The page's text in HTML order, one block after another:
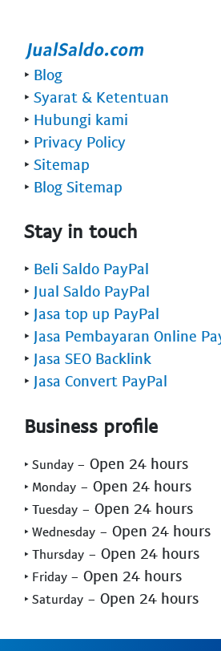
‣ Blog
‣ Syarat & Ketentuan
‣ Hubungi kami
‣ Privacy Policy
‣ Sitemap
‣ Blog Sitemap
Stay in touch
‣ Beli Saldo PayPal
‣ Jual Saldo PayPal
‣ Jasa top up PayPal
‣ Jasa Pembayaran Online
‣ Jasa SEO Backlink
‣ Jasa Convert PayPal
Business profile
‣ Sunday - Open 24 hours
‣ Monday - Open 24 hours
‣ Tuesday - Open 24 hours
‣ Wednesday - Open 24 hours
‣ Thursday - Open 24 hours
‣ Friday - Open 24 hours
‣ Saturday - Open 24 hours